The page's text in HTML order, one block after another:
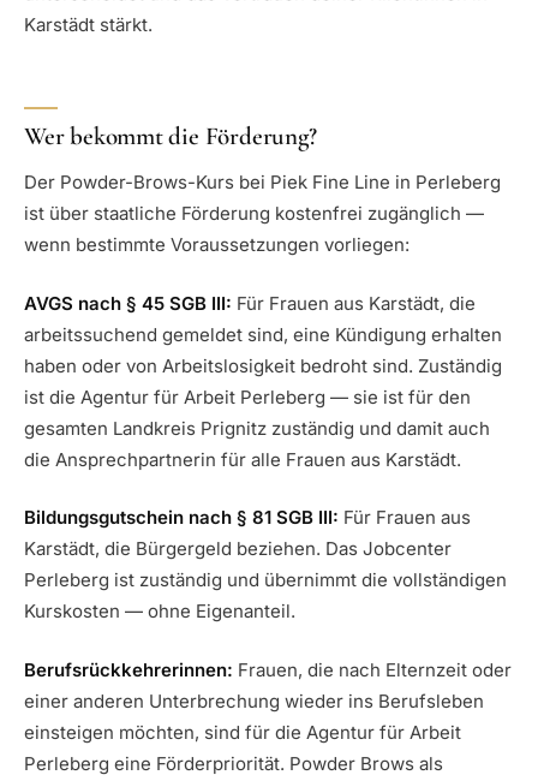
Karstädt stärkt.
Wer bekommt die Förderung?
Der Powder-Brows-Kurs bei Piek Fine Line in Perleberg
ist über staatliche Förderung kostenfrei zugänglich —
wenn bestimmte Voraussetzungen vorliegen:
AVGS nach § 45 SGB III: Für Frauen aus Karstädt, die
arbeitssuchend gemeldet sind, eine Kündigung erhalten
haben oder von Arbeitslosigkeit bedroht sind. Zuständig
ist die Agentur für Arbeit Perleberg — sie ist für den
gesamten Landkreis Prignitz zuständig und damit auch
die Ansprechpartnerin für alle Frauen aus Karstädt.
Bildungsgutschein nach § 81 SGB III: Für Frauen aus
Karstädt, die Bürgergeld beziehen. Das Jobcenter
Perleberg ist zuständig und übernimmt die vollständigen
Kurskosten — ohne Eigenanteil.
Berufsrückkehrerinnen: Frauen, die nach Elternzeit oder
einer anderen Unterbrechung wieder ins Berufsleben
einsteigen möchten, sind für die Agentur für Arbeit
Perleberg eine Förderpriorität. Powder Brows als